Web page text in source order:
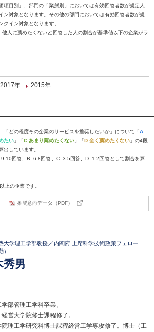
目別」、部門の「業態別」においては有効回答者数が規定人
ン対象となります。その他の部門においては有効回答者数が規
クイン対象となります。
人に薦めたくないと回答した人の割合が基準値以下の企業がラ
2017年 2015年
「どの程度その企業のサービスを推奨したいか」について「A:
たい 」「C:あまり薦めたくない 」「D:全く薦めたくない 」の4段
出しています。
10回答、B=6-8回答、C=3-5回答、D=1-2回答として割合を算
上の企業です。
推奨意向データ（PDF）
大学理工学部教授／内閣府 上席科学技術政策フェロー
）
秀男
部管理工学科卒業。
営大学院修士課程修了。
理工学研究科博士課程経営工学専攻修了。博士（工